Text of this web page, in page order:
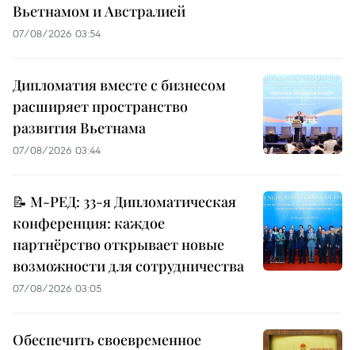
Вьетнамом и Австралией
07/08/2026 03:54
Дипломатия вместе с бизнесом
расширяет пространство
развития Вьетнама
07/08/2026 03:44
📝 М-РЕД: 33-я Дипломатическая
конференция: каждое
партнёрство открывает новые
возможности для сотрудничества
07/08/2026 03:05
Обеспечить своевременное